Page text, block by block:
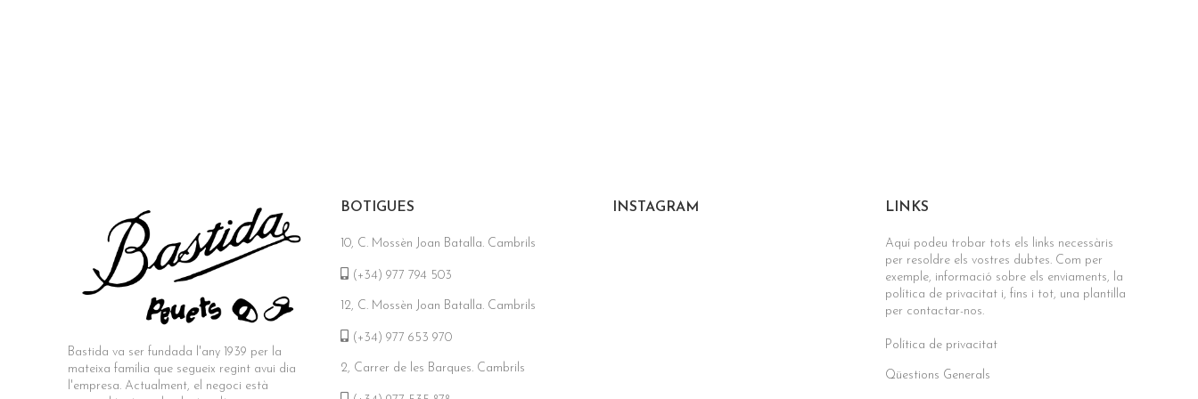
Bastida va ser fundada l'any 1939 per la
mateixa família que segueix regint avui dia
l'empresa. Actualment, el negoci està
BOTIGUES
10, C. Mossèn Joan Batalla. Cambrils
(+34) 977 794 503
12, C. Mossèn Joan Batalla. Cambrils
(+34) 977 653 970
2, Carrer de les Barques. Cambrils
INSTAGRAM LINKS
Aquí podeu trobar tots els links necessàris
per resoldre els vostres dubtes. Com per
exemple, informació sobre els enviaments, la
política de privacitat i, fins i tot, una plantilla
per contactar-nos.
Política de privacitat
Qüestions Generals